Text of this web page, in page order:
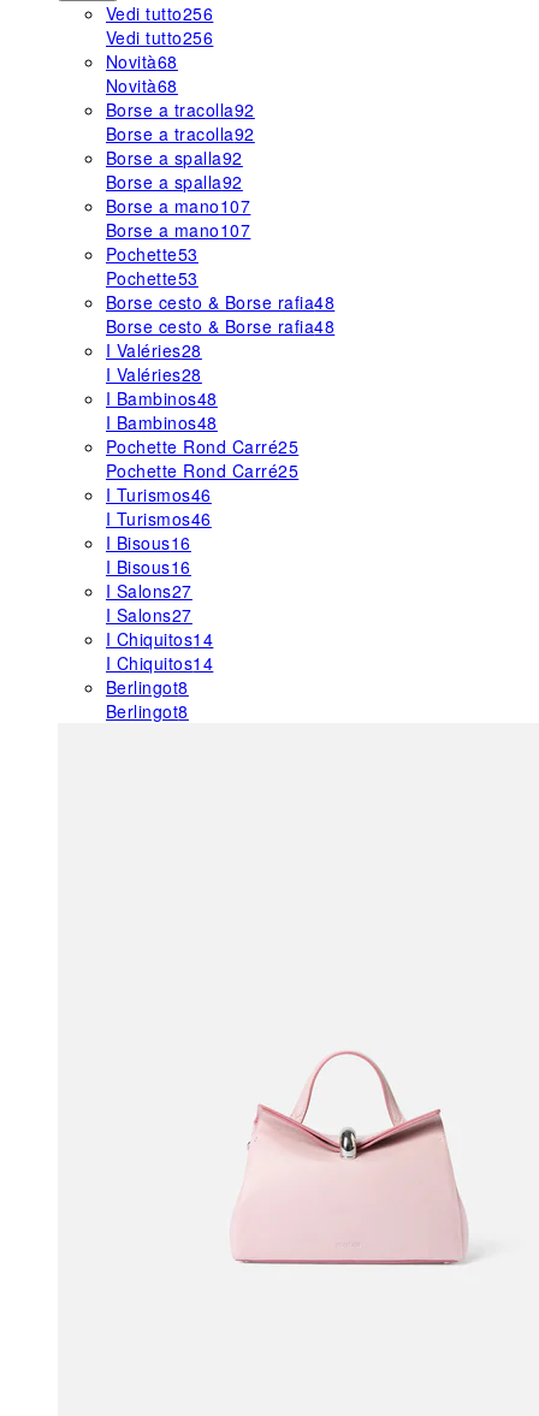
Vedi tutto256
Vedi tutto256
Novità68
Novità68
Borse a tracolla92
Borse a tracolla92
Borse a spalla92
Borse a spalla92
Borse a mano107
Borse a mano107
Pochette53
Pochette53
Borse cesto & Borse rafia48
Borse cesto & Borse rafia48
I Valéries28
I Valéries28
I Bambinos48
I Bambinos48
Pochette Rond Carré25
Pochette Rond Carré25
I Turismos46
I Turismos46
I Bisous16
I Bisous16
I Salons27
I Salons27
I Chiquitos14
I Chiquitos14
Berlingot8
Berlingot8